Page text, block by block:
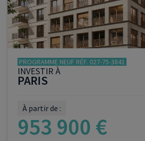
PROGRAMME NEUF RÉF. 027-75-3841
INVESTIR À
PARIS
À partir de :
953 900 €